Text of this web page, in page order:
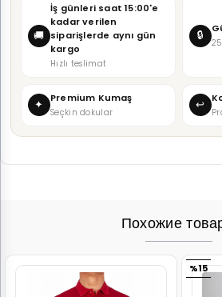
🚚
İş günleri saat 15:00'e
kadar verilen
siparişlerde aynı gün
kargo
Hızlı teslimat
🔒
✦ Premium Kumaş
Seçkin dokular ↩
Похожие
%15